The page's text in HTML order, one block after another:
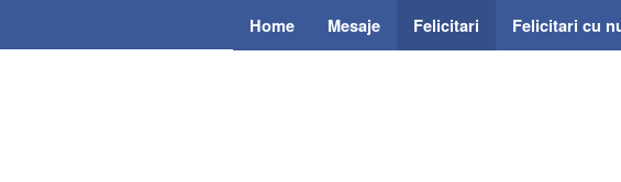
Home Mesaje Felicitari Felicitari cu